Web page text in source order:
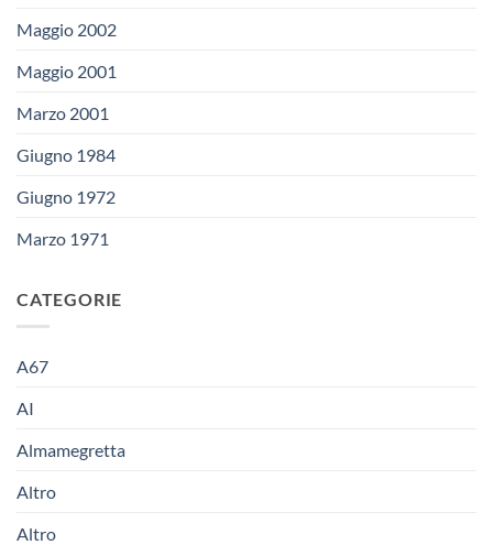
Maggio 2002
Maggio 2001
Marzo 2001
Giugno 1984
Giugno 1972
Marzo 1971
CATEGORIE
A67
AI
Almamegretta
Altro
Altro